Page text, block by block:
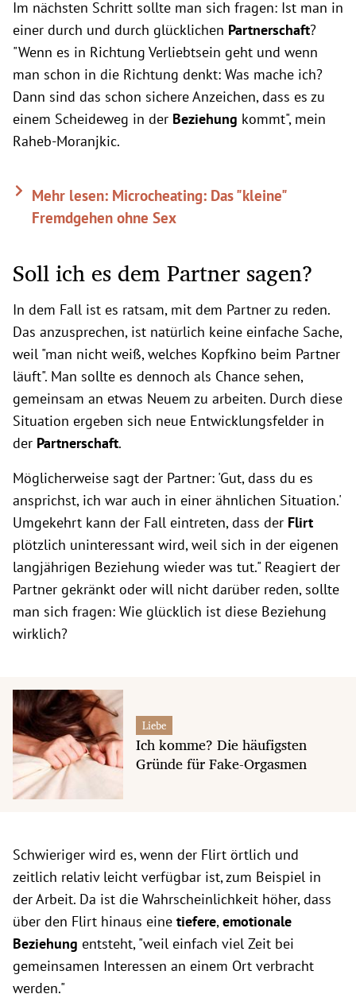
Im nächsten Schritt sollte man sich fragen: Ist man in
einer durch und durch glücklichen Partnerschaft?
"Wenn es in Richtung Verliebtsein geht und wenn
man schon in die Richtung denkt: Was mache ich?
Dann sind das schon sichere Anzeichen, dass es zu
einem Scheideweg in der Beziehung kommt", mein
Raheb-Moranjkic.
Mehr lesen: Microcheating: Das "kleine"
Fremdgehen ohne Sex
Soll ich es dem Partner sagen?
In dem Fall ist es ratsam, mit dem Partner zu reden.
Das anzusprechen, ist natürlich keine einfache Sache,
weil "man nicht weiß, welches Kopfkino beim Partner
läuft". Man sollte es dennoch als Chance sehen,
gemeinsam an etwas Neuem zu arbeiten. Durch diese
Situation ergeben sich neue Entwicklungsfelder in
der Partnerschaft.
Möglicherweise sagt der Partner: 'Gut, dass du es
ansprichst, ich war auch in einer ähnlichen Situation.'
Umgekehrt kann der Fall eintreten, dass der Flirt
plötzlich uninteressant wird, weil sich in der eigenen
langjährigen Beziehung wieder was tut." Reagiert der
Partner gekränkt oder will nicht darüber reden, sollte
man sich fragen: Wie glücklich ist diese Beziehung
wirklich?
Liebe
Ich komme? Die häufigsten
Gründe für Fake-Orgasmen
Schwieriger wird es, wenn der Flirt örtlich und
zeitlich relativ leicht verfügbar ist, zum Beispiel in
der Arbeit. Da ist die Wahrscheinlichkeit höher, dass
über den Flirt hinaus eine tiefere,emotionale
Beziehung entsteht, "weil einfach viel Zeit bei
gemeinsamen Interessen an einem Ort verbracht
werden."